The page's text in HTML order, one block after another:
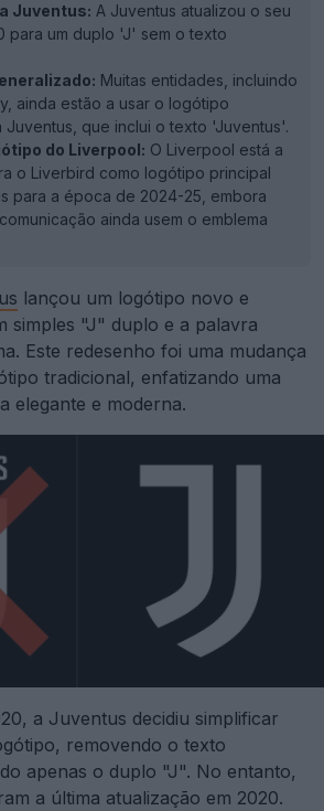
Juventus: A Juventus atualizou o seu
para um duplo 'J' sem o texto
Muitas entidades, incluindo
ainda estão a usar o logótipo
Juventus, que inclui o texto 'Juventus'.
do Liverpool: O Liverpool está a
o Liverbird como logótipo principal
para a época de 2024-25, embora
ainda usem o emblema
lançou um logótipo novo e
simples "J" duplo e a palavra
Este redesenho foi uma mudança
tradicional, enfatizando uma
elegante e moderna.
a Juventus decidiu simplificar
removendo o texto
apenas o duplo "J". No entanto,
a última atualização em 2020.